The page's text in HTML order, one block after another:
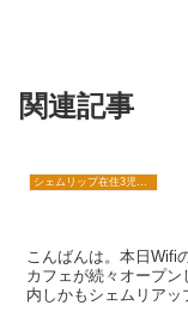
関連記事
シェムリップ在住3児のママ日記
こんばんは。本日Wifi
カフェが続々オープ
内しかもシェムリアッ